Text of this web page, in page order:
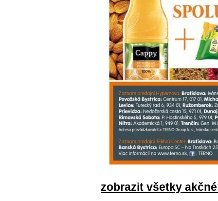
zobrazit všetky